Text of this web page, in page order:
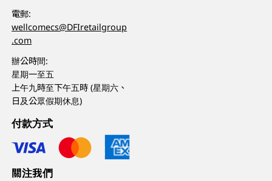
電郵:
wellcomecs@DFIretailgroup
.com
辦公時間:
星期一至五
上午九時至下午五時 (星期六、
日及公眾假期休息)
付款方式
關注我們